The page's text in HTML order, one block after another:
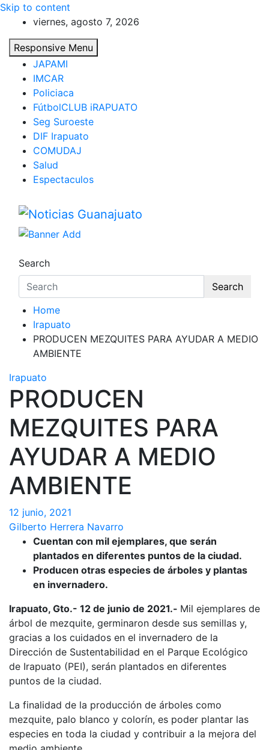
Skip to content
viernes, agosto 7, 2026
Responsive Menu
JAPAMI
IMCAR
Policiaca
FútbolCLUB iRAPUATO
Seg Suroeste
DIF Irapuato
COMUDAJ
Salud
Espectaculos
Noticias Guanajuato
Search
Search
Home
Irapuato
PRODUCEN MEZQUITES PARA AYUDAR A MEDIO
AMBIENTE
Irapuato
PRODUCEN
MEZQUITES PARA
AYUDAR A MEDIO
AMBIENTE
12 junio, 2021
Gilberto Herrera Navarro
Cuentan con mil ejemplares, que serán
plantados en diferentes puntos de la ciudad.
Producen otras especies de árboles y plantas
en invernadero.
Irapuato, Gto.- 12 de junio de 2021.- Mil ejemplares de
árbol de mezquite, germinaron desde sus semillas y,
gracias a los cuidados en el invernadero de la
Dirección de Sustentabilidad en el Parque Ecológico
de Irapuato (PEI), serán plantados en diferentes
puntos de la ciudad.
La finalidad de la producción de árboles como
mezquite, palo blanco y colorín, es poder plantar las
especies en toda la ciudad y contribuir a la mejora del